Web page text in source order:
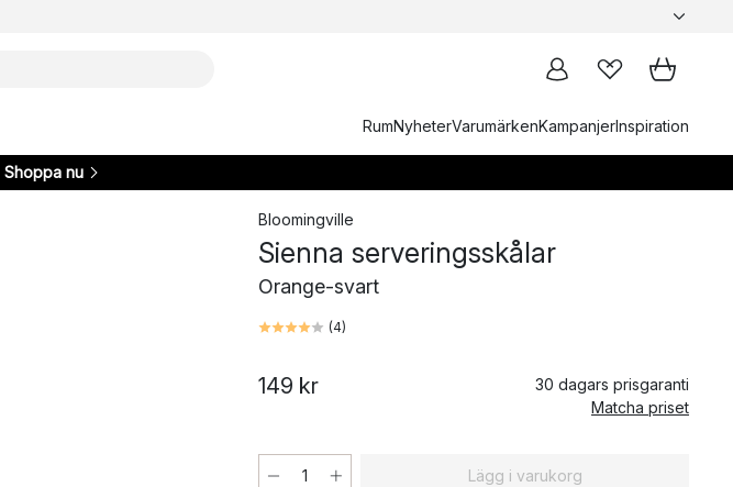
RumNyheterVarumärkenKampanjerInspiration
Shoppa nu
Bloomingville
Sienna serveringsskålar
Orange-svart
(4)
149 kr
30 dagars prisgaranti
Matcha priset
Lägg i varukorg